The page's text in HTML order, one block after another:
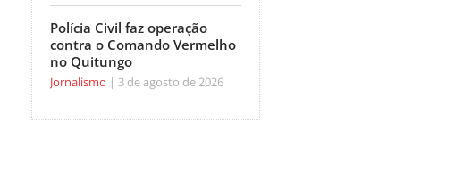
Polícia Civil faz operação
contra o Comando Vermelho
no Quitungo
Jornalismo 3 de agosto de 2026